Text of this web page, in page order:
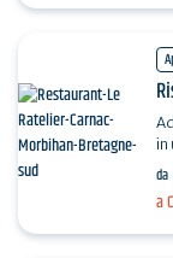
a
in
da